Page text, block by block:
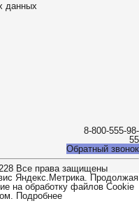
данных
8-800-555-98-
55
Обратный звонок
Все права защищены
Яндекс.Метрика. Продолжая
на обработку файлов Cookie
Подробнее